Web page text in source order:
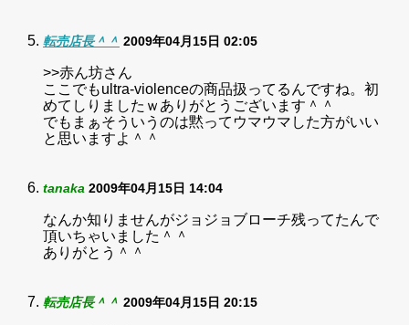
転売店長＾＾ 2009年04月15日 02:05
>>赤ん坊さん
ここでもultra-violenceの商品扱ってるんですね。初
めてしりましたｗありがとうございます＾＾
でもまぁそういうのは黙ってウマウマした方がいい
と思いますよ＾＾
tanaka 2009年04月15日 14:04
なんか知りませんがジョジョブローチ残ってたんで
頂いちゃいました＾＾
ありがとう＾＾
転売店長＾＾ 2009年04月15日 20:15